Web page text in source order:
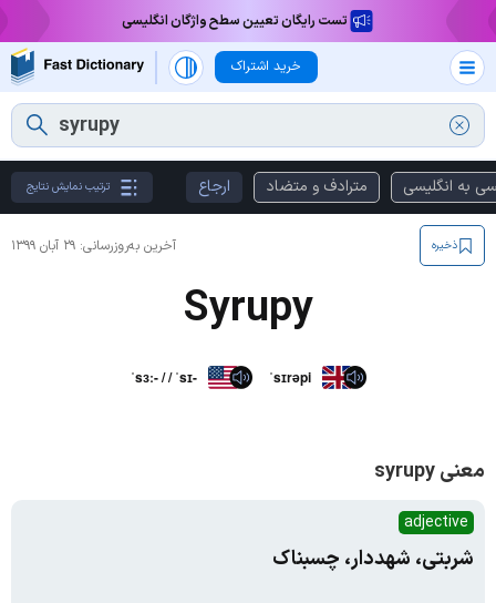
تست رایگان تعیین سطح واژگان انگلیسی
خرید اشتراک
به انگلیسی مترادف و متضاد ارجاع ترتیب نمایش نتایج
آخرین به‌روزرسانی: ۲۹ آبان ۱۳۹۹ ذخیره
Syrupy
ˈsɜː- / / ˈsɪ- ˈsɪrəpi
معنی syrupy
adjective
شربتی، شهددار، چسبناک